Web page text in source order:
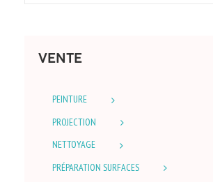
VENTE
PEINTURE
PROJECTION
NETTOYAGE
PRÉPARATION SURFACES